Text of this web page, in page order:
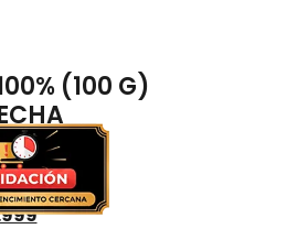
(100 G)